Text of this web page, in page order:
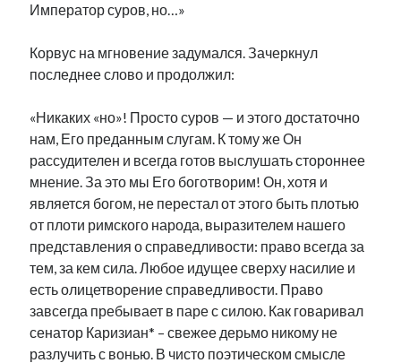
Император суров, но…»
Корвус на мгновение задумался. Зачеркнул
последнее слово и продолжил:
«Никаких «но»! Просто суров — и этого достаточно
нам, Его преданным слугам. К тому же Он
рассудителен и всегда готов выслушать стороннее
мнение. За это мы Его боготворим! Он, хотя и
является богом, не перестал от этого быть плотью
от плоти римского народа, выразителем нашего
представления о справедливости: право всегда за
тем, за кем сила. Любое идущее сверху насилие и
есть олицетворение справедливости. Право
завсегда пребывает в паре с силою. Как говаривал
сенатор Каризиан* – свежее дерьмо никому не
разлучить с вонью. В чисто поэтическом смысле